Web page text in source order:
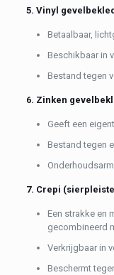
5. Vinyl
Betaalbaar,
Beschikbaar in
Bestand tegen
6. Zinken
Geeft een
Bestand tegen
7. Crepi
Een strakke en
gecombineerd
Verkrijgbaar in
Beschermt